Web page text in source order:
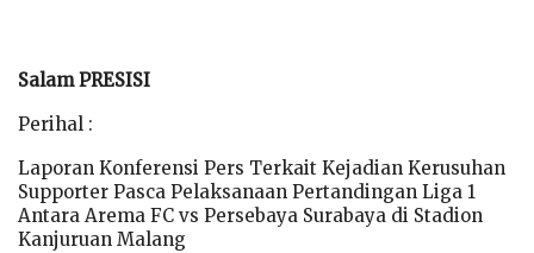
Salam PRESISI
Perihal :
Laporan Konferensi Pers Terkait Kejadian Kerusuhan
Supporter Pasca Pelaksanaan Pertandingan Liga 1
Antara Arema FC vs Persebaya Surabaya di Stadion
Kanjuruan Malang